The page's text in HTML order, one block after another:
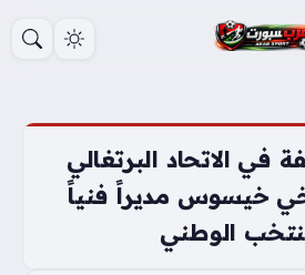
في الاتحاد البرتغالي
خيسوس مديراً فنياً
الوطني